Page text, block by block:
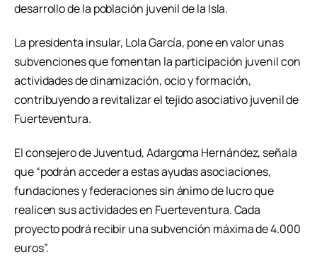
desarrollo de la población juvenil de la Isla.
La presidenta insular, Lola García, pone en valor unas
subvenciones que fomentan la participación juvenil con
actividades de dinamización, ocio y formación,
contribuyendo a revitalizar el tejido asociativo juvenil de
Fuerteventura.
El consejero de Juventud, Adargoma Hernández, señala
que “podrán acceder a estas ayudas asociaciones,
fundaciones y federaciones sin ánimo de lucro que
realicen sus actividades en Fuerteventura. Cada
proyecto podrá recibir una subvención máxima de 4.000
euros”.